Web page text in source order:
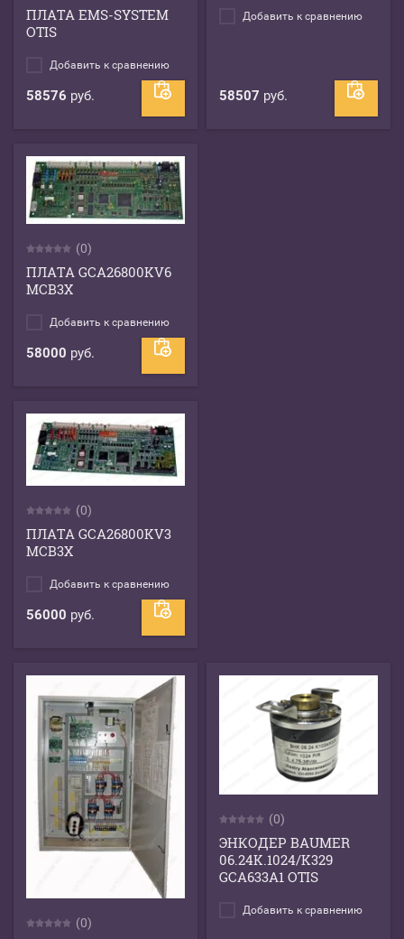
ПЛАТА EMS-SYSTEM
OTIS
Добавить к сравнению
58576 руб.
Добавить к сравнению
58507 руб.
(0)
ПЛАТА GCA26800KV6
MCB3X
Добавить к сравнению
58000 руб.
(0)
ПЛАТА GCA26800KV3
MCB3X
Добавить к сравнению
56000 руб.
(0)
(0)
ЭНКОДЕР BAUMER
06.24K.1024/K329
GCA633A1 OTIS
Добавить к сравнению